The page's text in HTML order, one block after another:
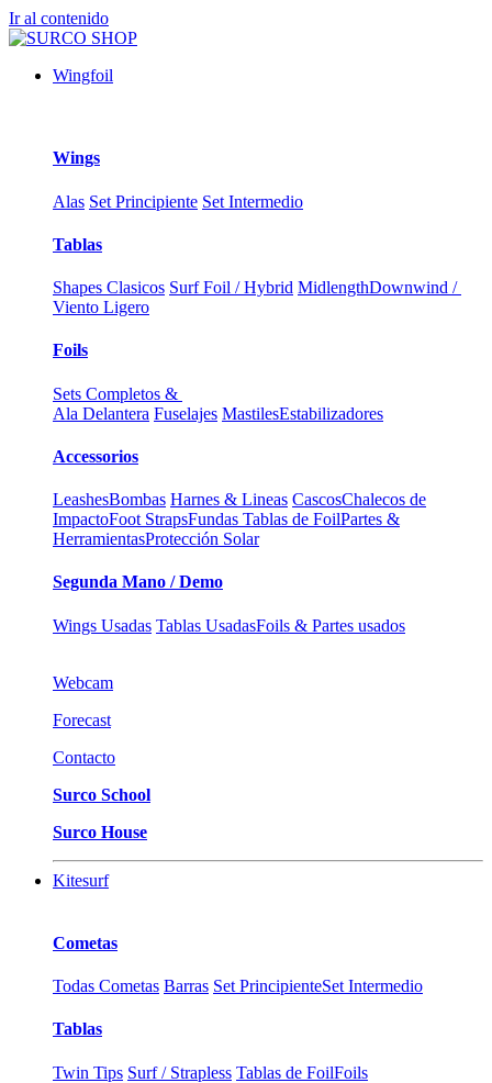
Ir al contenido
Wingfoil
Wings
Alas Set Principiente Set Intermedio
Tablas
Shapes Clasicos Surf Foil / Hybrid MidlengthDownwind /
Viento Ligero
Foils
Sets Completos &
Ala Delantera Fuselajes MastilesEstabilizadores
Accessorios
LeashesBombas Harnes & Lineas CascosChalecos de
ImpactoFoot StrapsFundas Tablas de FoilPartes &
HerramientasProtección Solar
Segunda Mano / Demo
Wings Usadas Tablas UsadasFoils & Partes usados
Webcam
Forecast
Contacto
Surco School
Surco House
Kitesurf
Cometas
Todas Cometas Barras Set PrincipienteSet Intermedio
Tablas
Twin Tips Surf / Strapless Tablas de FoilFoils